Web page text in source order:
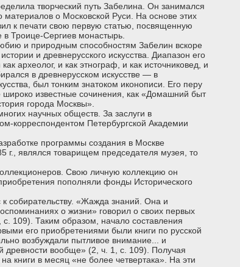
творческий путь Забелина. Он занимался
о Московской Руси. На основе этих
к печати свою первую статью, посвященную
в Троице-Сергиев монастырь.
и природным способностям Забелин вскоре
и древнерусского искусства. Диапазон его
археолог, и как этнограф, и как источниковед, и
в древнерусском искусстве — в
был тонким знатоком иконописи. Его перу
широко известные сочинения, как «Домашний быт
города Москвы».
научных обществ. За заслуги в
корреспондентом Петербургской Академии
программы создания в Москве
г., являлся товарищем председателя музея, то
Свою личную коллекцию он
пополняли фонды Исторического
собирательству. «Жажда знаний. Она и
о жизни» говорил о своих первых
109). Таким образом, начало составления
его приобретениями были книги по русской
возбуждали пытливое внимание... и
древности вообще» (2, ч. 1, с. 109). Получая
книги в месяц «не более четвертака». На эти